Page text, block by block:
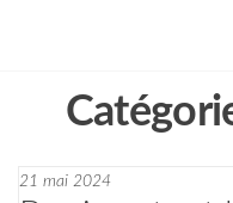
Créations
21 mai 2024